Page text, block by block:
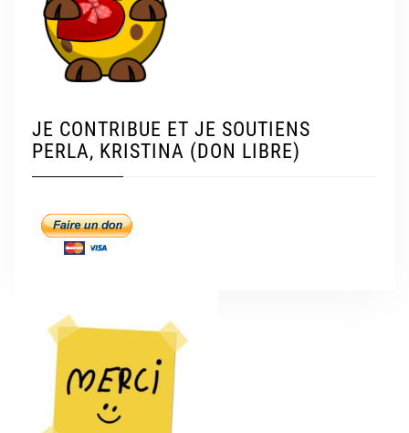
JE CONTRIBUE ET JE SOUTIENS
PERLA, KRISTINA (DON LIBRE)